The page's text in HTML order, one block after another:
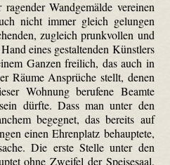
Wandgemälde vereinen
nicht immer gleich gelungen
zugleich prunkvollen und
eines gestaltenden Künstlers
Ganzen freilich, das auch in
Räume Ansprüche stellt, denen
Wohnung berufene Beamte
dürfte. Dass man unter den
begegnet, das bereits auf
einen Ehrenplatz behauptete,
Die erste Stelle unter den
ohne Zweifel der Speisesaal,